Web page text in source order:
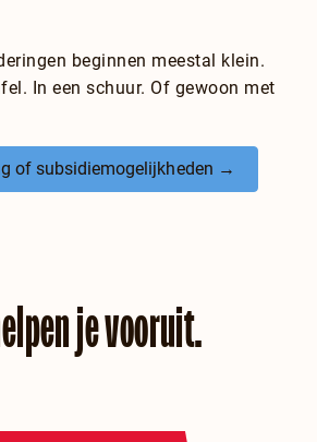
beginnen meestal klein.
In een schuur. Of gewoon met
of subsidiemogelijkheden →
je vooruit.